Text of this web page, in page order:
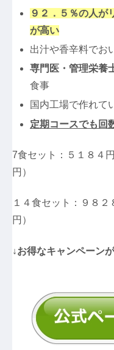
９２．５％の人が
が高い
出汁や香辛料でお
専門医・管理栄養
食事
国内工場で作れて
定期コースでも回
7食セット：５１８４
円）
１４食セット：９８
円）
↓お得なキャンペーン